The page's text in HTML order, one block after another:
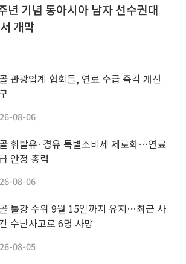
년 기념 동아시아 남자 선수권대
개막
관광업계 협회들, 연료 수급 즉각 개선
08-06
휘발유·경유 특별소비세 제로화…연료
안정 총력
08-06
툴강 수위 9월 15일까지 유지…최근 사
수난사고로 6명 사망
08-05